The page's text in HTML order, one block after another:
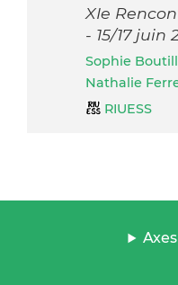
XIe
- 15/17 juin
Sophie
Nathalie
RIUESS